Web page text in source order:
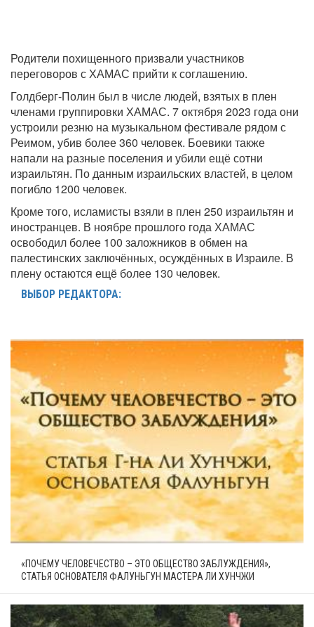
Родители похищенного призвали участников
переговоров с ХАМАС прийти к соглашению.
Голдберг-Полин был в числе людей, взятых в плен
членами группировки ХАМАС. 7 октября 2023 года они
устроили резню на музыкальном фестивале рядом с
Реимом, убив более 360 человек. Боевики также
напали на разные поселения и убили ещё сотни
израильтян. По данным израильских властей, в целом
погибло 1200 человек.
Кроме того, исламисты взяли в плен 250 израильтян и
иностранцев. В ноябре прошлого года ХАМАС
освободил более 100 заложников в обмен на
палестинских заключённых, осуждённых в Израиле. В
плену остаются ещё более 130 человек.
ВЫБОР РЕДАКТОРА:
«ПОЧЕМУ ЧЕЛОВЕЧЕСТВО – ЭТО ОБЩЕСТВО ЗАБЛУЖДЕНИЯ»,
СТАТЬЯ ОСНОВАТЕЛЯ ФАЛУНЬГУН МАСТЕРА ЛИ ХУНЧЖИ